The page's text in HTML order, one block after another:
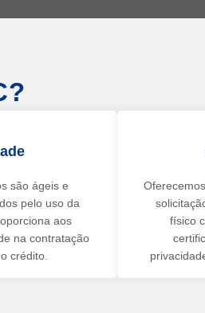
são ágeis e
pelo uso da
aos
na contratação
crédito.
físico